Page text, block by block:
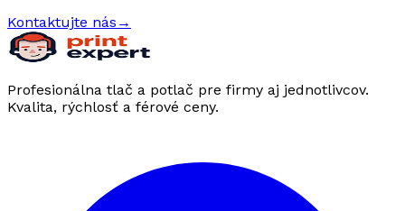
Kontaktujte nás →
Profesionálna tlač a potlač pre firmy aj jednotlivcov.
Kvalita, rýchlosť a férové ceny.